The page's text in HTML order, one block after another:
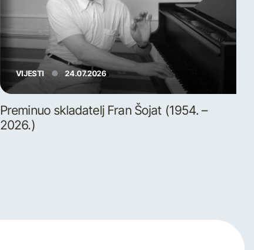
VIJESTI 24.07.2026
Preminuo skladatelj Fran Šojat (1954. –
2026.)